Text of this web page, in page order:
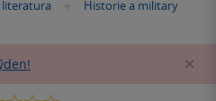
»Historie a military